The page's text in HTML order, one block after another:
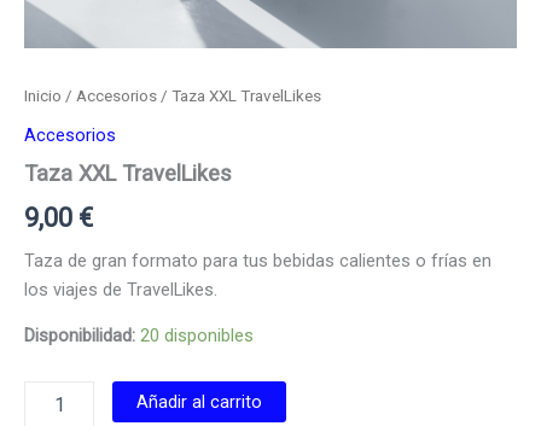
Inicio / Accesorios / Taza XXL TravelLikes
Accesorios
Taza XXL TravelLikes
9,00 €
Taza de gran formato para tus bebidas calientes o frías en
los viajes de TravelLikes.
Disponibilidad: 20 disponibles
Añadir al carrito